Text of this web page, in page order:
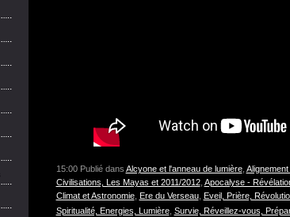
15:00 Publié dans Alcyone et l'anneau de lumière,
Civilisations, Les Mayas et 2011/2012, Apocalyse -
Climat et Astronomie, Ere du Verseau, Eveil, Prière,
Spiritualité, Energies, Lumière, Survie, Réveillez-vous,